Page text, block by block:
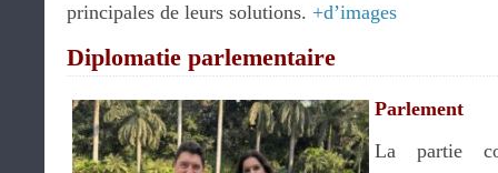
principales de leurs solutions. +d’images
Diplomatie parlementaire
Parlement
La partie